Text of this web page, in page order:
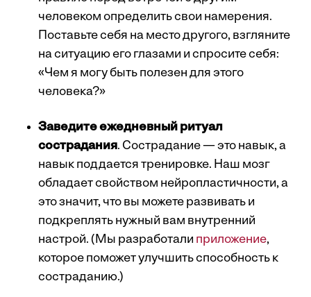
человеком определить свои намерения.
Поставьте себя на место другого, взгляните
на ситуацию его глазами и спросите себя:
«Чем я могу быть полезен для этого
человека?»
Заведите ежедневный ритуал
сострадания. Сострадание — это навык, а
навык поддается тренировке. Наш мозг
обладает свойством нейропластичности, а
это значит, что вы можете развивать и
подкреплять нужный вам внутренний
настрой. (Мы разработали приложение,
которое поможет улучшить способность к
состраданию.)